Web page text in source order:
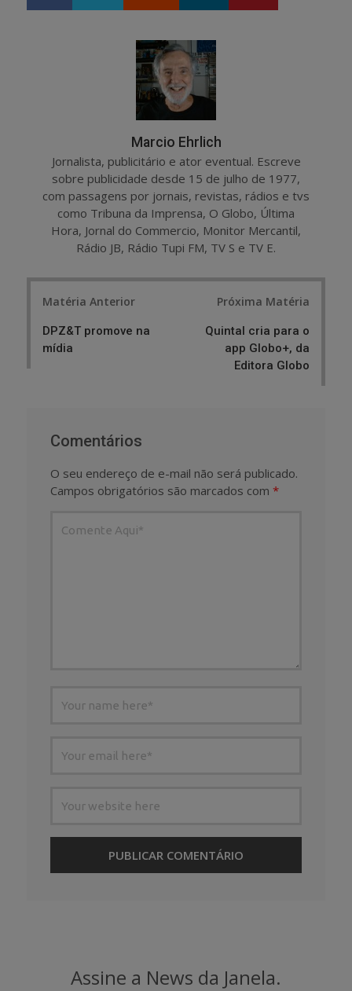
Marcio Ehrlich
Jornalista, publicitário e ator eventual. Escreve
sobre publicidade desde 15 de julho de 1977,
com passagens por jornais, revistas, rádios e tvs
como Tribuna da Imprensa, O Globo, Última
Hora, Jornal do Commercio, Monitor Mercantil,
Rádio JB, Rádio Tupi FM, TV S e TV E.
Matéria Anterior
DPZ&T promove na
mídia
Próxima Matéria
Quintal cria para o
app Globo+, da
Editora Globo
Comentários
O seu endereço de e-mail não será publicado.
Campos obrigatórios são marcados com *
Assine a News da Janela.